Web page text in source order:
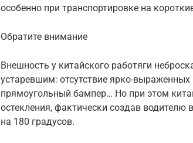
особенно при транспортировке на
Обратите внимание
Внешность у китайского работяги
устаревшим: отсутствие ярко-
прямоугольный бампер… Но при этом
остекления, фактически создав
на 180 градусов.